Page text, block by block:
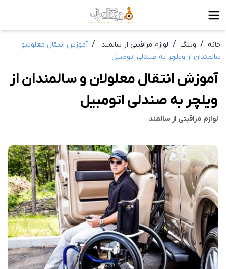
خانه / وبلاگ / لوازم مراقبتی از سالمند / آموزش انتقال معلولانو
سالمندان از ویلچر به صندلی اتومبیل
آموزش انتقال معلولان و سالمندان از
ویلچر به صندلی اتومبیل
لوازم مراقبتی از سالمند